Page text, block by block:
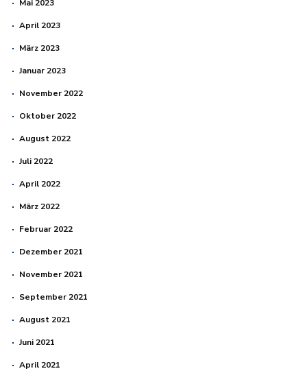
Mai 2023
April 2023
März 2023
Januar 2023
November 2022
Oktober 2022
August 2022
Juli 2022
April 2022
März 2022
Februar 2022
Dezember 2021
November 2021
September 2021
August 2021
Juni 2021
April 2021